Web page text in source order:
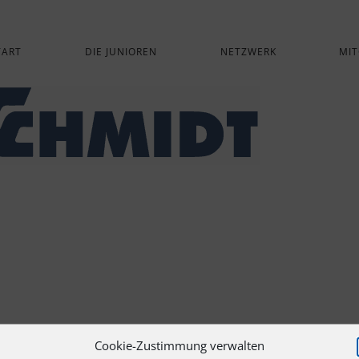
Cookie-Zustimmung verwalten
DIE JUNIOREN NETZWERK